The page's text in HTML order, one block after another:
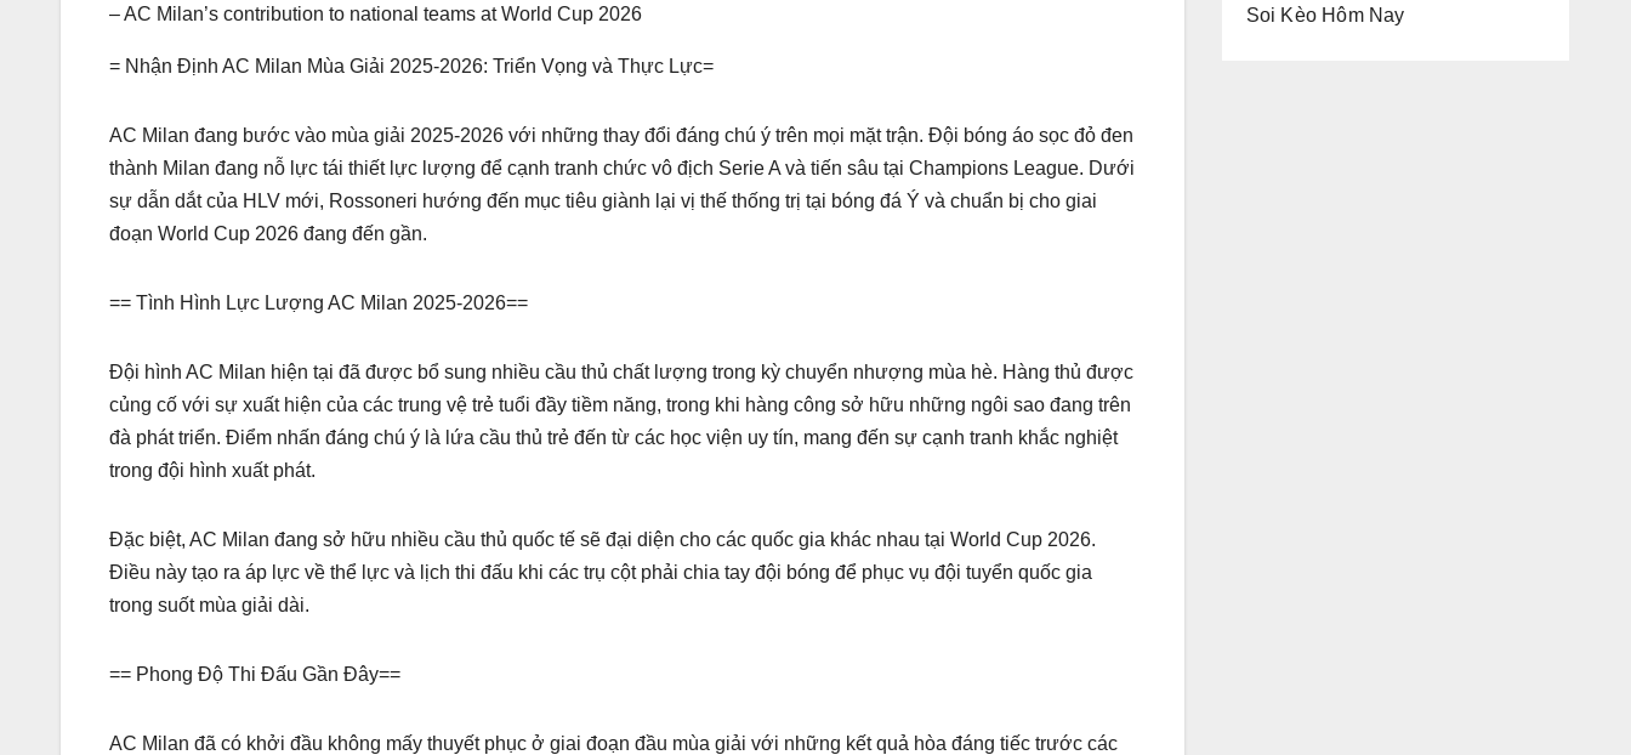
– AC Milan’s contribution to national teams at World Cup 2026
= Nhận Định AC Milan Mùa Giải 2025-2026: Triển Vọng và Thực Lực=
AC Milan đang bước vào mùa giải 2025-2026 với những thay đổi đáng chú ý trên mọi mặt trận. Đội bóng áo sọc đỏ đen
thành Milan đang nỗ lực tái thiết lực lượng để cạnh tranh chức vô địch Serie A và tiến sâu tại Champions League. Dưới
sự dẫn dắt của HLV mới, Rossoneri hướng đến mục tiêu giành lại vị thế thống trị tại bóng đá Ý và chuẩn bị cho giai
đoạn World Cup 2026 đang đến gần.
== Tình Hình Lực Lượng AC Milan 2025-2026==
Đội hình AC Milan hiện tại đã được bổ sung nhiều cầu thủ chất lượng trong kỳ chuyển nhượng mùa hè. Hàng thủ được
củng cố với sự xuất hiện của các trung vệ trẻ tuổi đầy tiềm năng, trong khi hàng công sở hữu những ngôi sao đang trên
đà phát triển. Điểm nhấn đáng chú ý là lứa cầu thủ trẻ đến từ các học viện uy tín, mang đến sự cạnh tranh khắc nghiệt
trong đội hình xuất phát.
Đặc biệt, AC Milan đang sở hữu nhiều cầu thủ quốc tế sẽ đại diện cho các quốc gia khác nhau tại World Cup 2026.
Điều này tạo ra áp lực về thể lực và lịch thi đấu khi các trụ cột phải chia tay đội bóng để phục vụ đội tuyển quốc gia
trong suốt mùa giải dài.
== Phong Độ Thi Đấu Gần Đây==
AC Milan đã có khởi đầu không mấy thuyết phục ở giai đoạn đầu mùa giải với những kết quả hòa đáng tiếc trước các
Soi Kèo Hôm Nay